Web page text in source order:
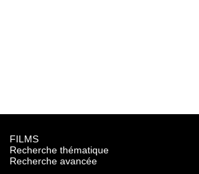
FILMS
Recherche thématique
Recherche avancée